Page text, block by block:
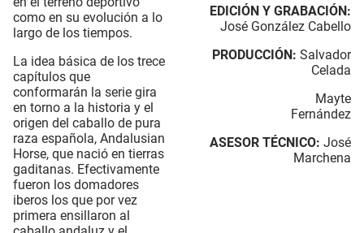
como en su evolución a lo
largo de los tiempos.
La idea básica de los trece
capítulos que
conformarán la serie gira
en torno a la historia y el
origen del caballo de pura
raza española, Andalusian
Horse, que nació en tierras
gaditanas. Efectivamente
fueron los domadores
iberos los que por vez
primera ensillaron al
EDICIÓN Y GRABACIÓN:
José González Cabello
PRODUCCIÓN: Salvador
Celada
Mayte
Fernández
ASESOR TÉCNICO: José
Marchena